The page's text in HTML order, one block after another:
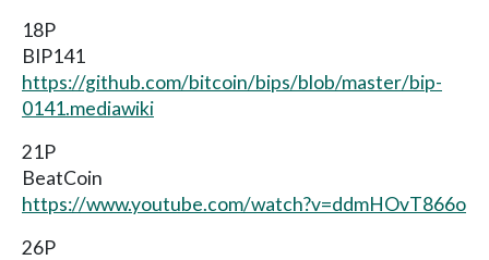
18P
BIP141
https://github.com/bitcoin/bips/blob/master/bip-
0141.mediawiki
21P
BeatCoin
https://www.youtube.com/watch?v=ddmHOvT866o
26P